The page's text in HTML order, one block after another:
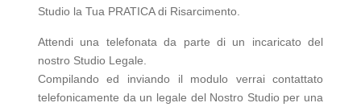
Studio la Tua PRATICA di Risarcimento.
Attendi una telefonata da parte di un incaricato del
nostro Studio Legale.
Compilando ed inviando il modulo verrai contattato
telefonicamente da un legale del Nostro Studio per una